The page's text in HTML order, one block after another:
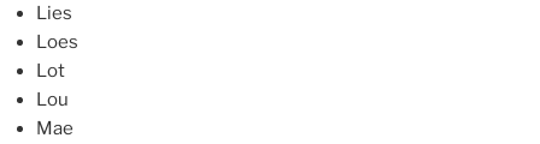
Lies
Loes
Lot
Lou
Mae